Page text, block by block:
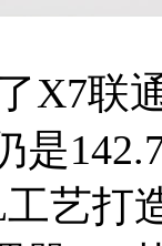
X7联
是
艺打